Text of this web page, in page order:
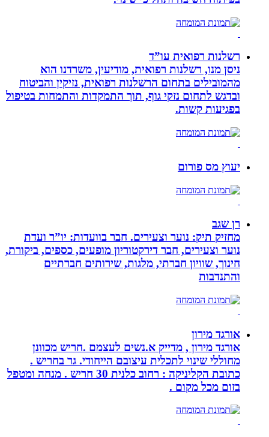
רשלנות רפואית עו”ד
ניסן מנו, רשלנות רפואית, מודיעין, משרדנו הוא
מהמובילים בתחום הרשלנות רפואית, נזיקין והביטוח
ובדגש לתחום נזקי גוף, תוך התמקדות והתמחות בטיפול
בפגיעות קשות.
יעוץ מס פורום
רן שגב
מחזיק תיק: נוער וצעירים. חבר בוועדות: יו”ר ועדת
נוער וצעירים, חבר דירקטוריון מופעים, כספים, ביקורת,
חינוך, שוויון חברתי, מלגות, שירותים חברתיים
והתנדבות
אורגד מירון
אורגד מירון , מדייק א.נשים לעצמם .חריש מכוונן
מחוללי שינוי לתכלית עיצובם הייחודי. גר בחריש .
כתובת הקליניקה : רחוב כלנית 30 חריש . מנחה ומטפל
בזום מכל מקום .